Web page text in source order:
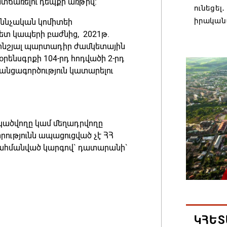
դեպքի առթիվ:
կոմիտեի
կապերի բաժնից, 2021թ.
պարտադիր ժամկետային
104-րդ հոդվածի 2-րդ
կատարելու
կամ մեղադրվողը
ապացուցված չէ ՀՀ
կարգով` դատարանի`
Մաքսիմ